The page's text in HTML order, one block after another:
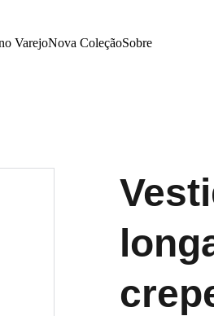
VarejoNova ColeçãoSobre